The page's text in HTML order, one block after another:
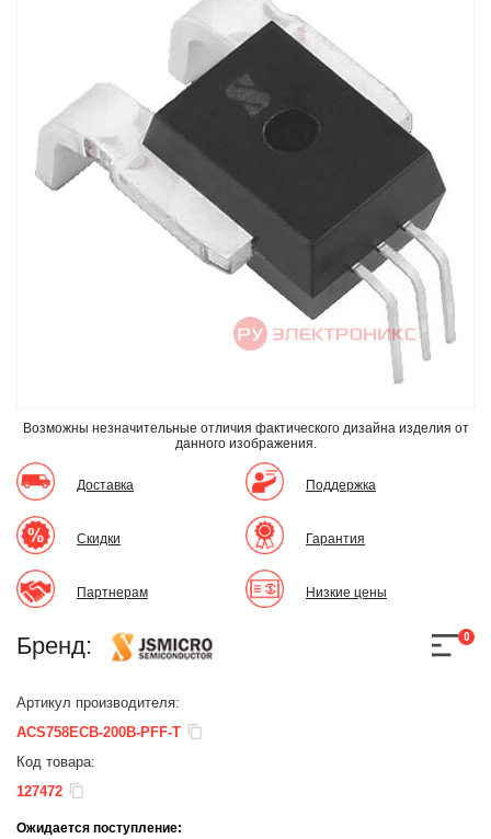
Возможны незначительные отличия фактического дизайна изделия от
данного изображения.
Доставка
Скидки
Партнерам
Поддержка
Гарантия
Низкие цены
Бренд: 0
Артикул производителя:
ACS758ECB-200B-PFF-T
Код товара:
127472
Ожидается поступление: